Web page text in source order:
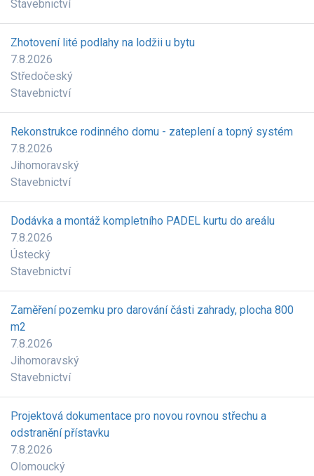
Stavebnictví
Zhotovení lité podlahy na lodžii u bytu
7.8.2026
Středočeský
Stavebnictví
Rekonstrukce rodinného domu - zateplení a topný systém
7.8.2026
Jihomoravský
Stavebnictví
Dodávka a montáž kompletního PADEL kurtu do areálu
7.8.2026
Ústecký
Stavebnictví
Zaměření pozemku pro darování části zahrady, plocha 800
m2
7.8.2026
Jihomoravský
Stavebnictví
Projektová dokumentace pro novou rovnou střechu a
odstranění přístavku
7.8.2026
Olomoucký